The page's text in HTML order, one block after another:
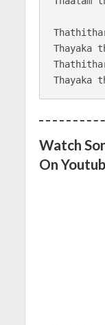
Thayaka
Watch
On